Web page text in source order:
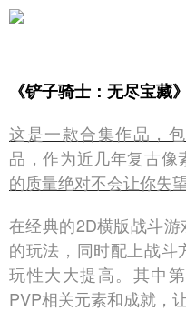
《铲子骑士：无尽宝藏
这是一款合集作品，
品，作为近几年复古
的质量绝对不会让你失望
在经典的2D横版战斗
的玩法，同时配上战
玩性大大提高。其中
PVP相关元素和成就，